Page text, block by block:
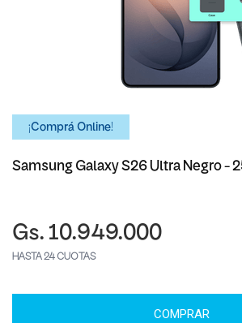
¡Comprá Online!
Samsung Galaxy S26 Ultra Negro -
Gs. 10.949.000
HASTA 24 CUOTAS
COMPRAR